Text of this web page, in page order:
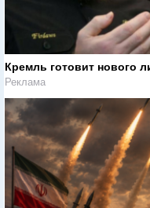
Кремль готовит нового
Реклама